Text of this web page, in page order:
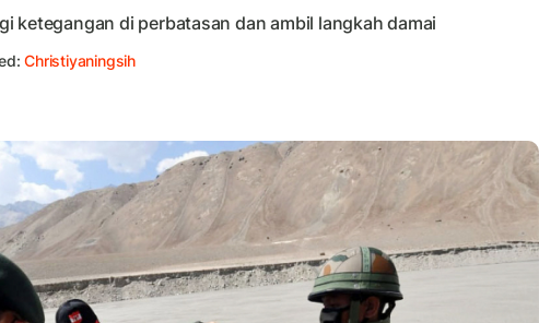
ketegangan di perbatasan dan ambil langkah damai
Christiyaningsih